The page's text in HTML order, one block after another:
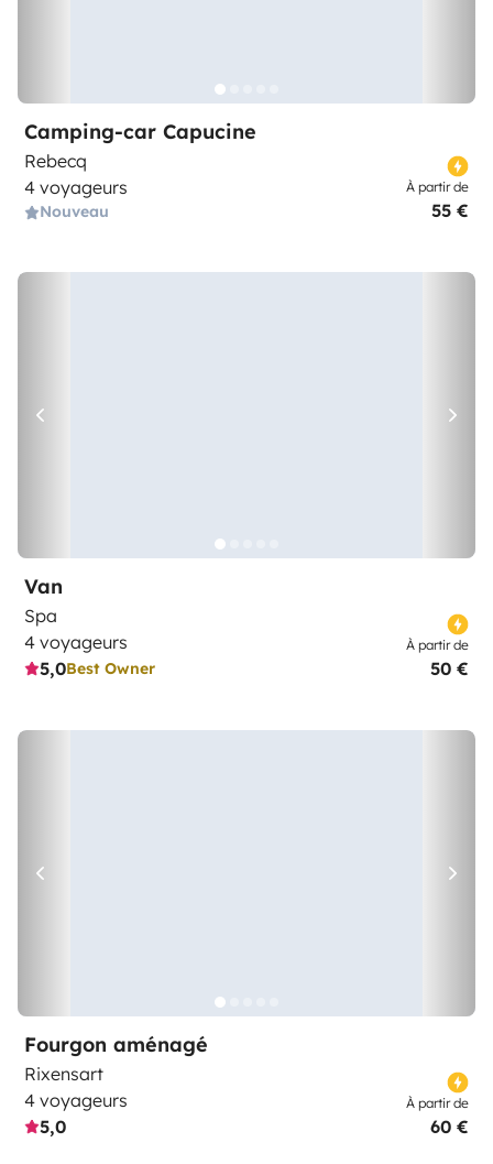
Camping-car Capucine
Rebecq
4 voyageurs
Nouveau
À partir de
55 €
Van
Spa
4 voyageurs
5,0Best Owner
À partir de
50 €
Fourgon aménagé
Rixensart
4 voyageurs
5,0
À partir de
60 €